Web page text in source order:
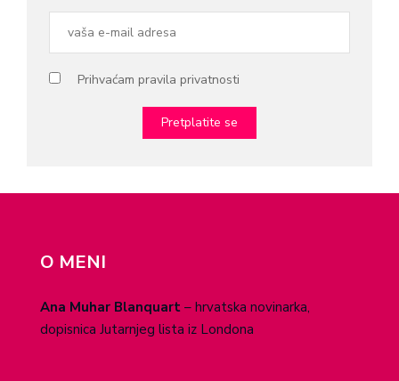
Prihvaćam pravila privatnosti
O MENI
Ana Muhar Blanquart – hrvatska novinarka,
dopisnica Jutarnjeg lista iz Londona